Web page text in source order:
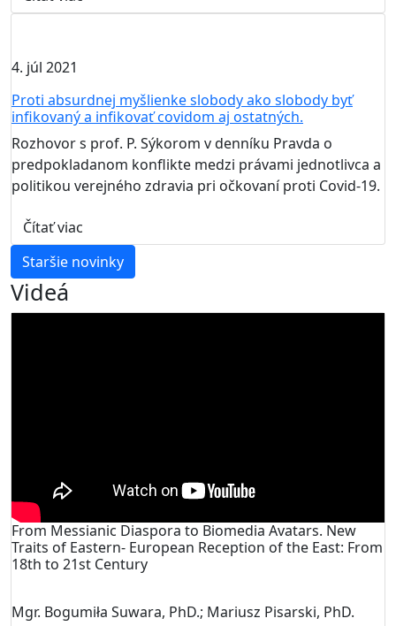
4. júl 2021
Proti absurdnej myšlienke slobody ako slobody byť
infikovaný a infikovať covidom aj ostatných.
Rozhovor s prof. P. Sýkorom v denníku Pravda o
predpokladanom konflikte medzi právami jednotlivca a
politikou verejného zdravia pri očkovaní proti Covid-19.
Čítať viac
Staršie novinky
Videá
From Messianic Diaspora to Biomedia Avatars. New
Traits of Eastern- European Reception of the East: From
18th to 21st Century
Mgr. Bogumiła Suwara, PhD.; Mariusz Pisarski, PhD.